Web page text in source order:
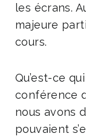
les écrans.
majeure
cours.
Qu’est-ce
conférence
nous avons
pouvaient